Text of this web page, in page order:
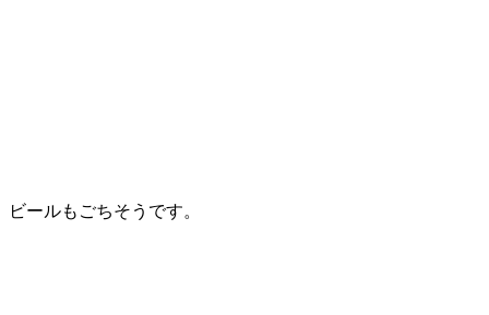
ビールもごちそうです。